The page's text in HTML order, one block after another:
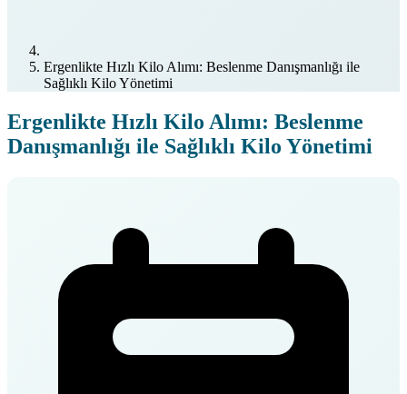
Ergenlikte Hızlı Kilo Alımı: Beslenme Danışmanlığı ile
Sağlıklı Kilo Yönetimi
Ergenlikte Hızlı Kilo Alımı: Beslenme
Danışmanlığı ile Sağlıklı Kilo Yönetimi